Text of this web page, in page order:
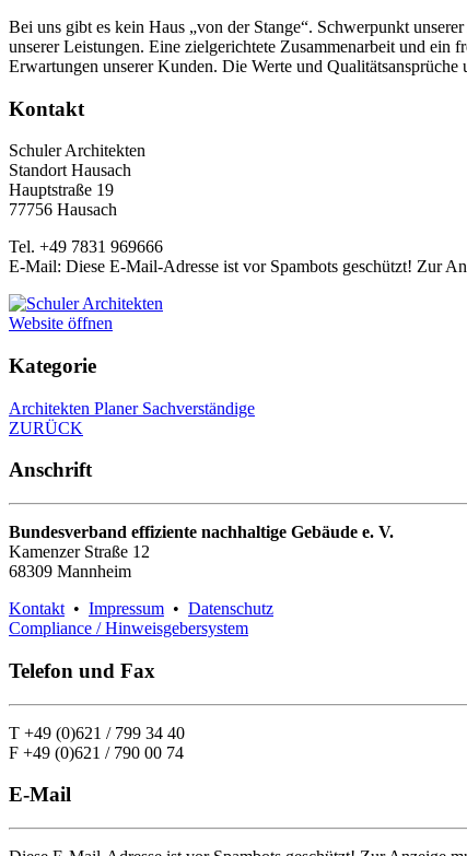
Bei uns gibt es kein Haus „von der Stange“. Schwerpunkt
unserer Leistungen. Eine zielgerichtete Zusammenarbeit und
Erwartungen unserer Kunden. Die Werte und
Kontakt
Schuler Architekten
Standort Hausach
Hauptstraße 19
77756 Hausach
Tel. +49 7831 969666
E-Mail: Diese E-Mail-Adresse ist vor Spambots geschützt! Zur
Website öffnen
Kategorie
Architekten Planer Sachverständige
ZURÜCK
Anschrift
Bundesverband effiziente nachhaltige Gebäude e. V.
Kamenzer Straße 12
68309 Mannheim
Kontakt • Impressum • Datenschutz
Compliance / Hinweisgebersystem
Telefon und Fax
T +49 (0)621 / 799 34 40
F +49 (0)621 / 790 00 74
E-Mail